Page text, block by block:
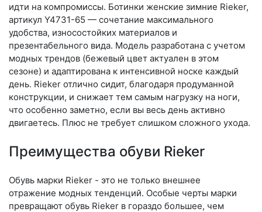
идти на компромиссы. Ботинки женские зимние Rieker,
артикул Y4731-65 — сочетание максимального
удобства, износостойких материалов и
презентабельного вида. Модель разработана с учетом
модных трендов (бе­жевый цвет актуален в этом
сезоне) и адаптирована к интенсивной носке каждый
день. Ri­eker отлично сидит, благодаря продуманной
конструкции, и снижает тем самым нагрузку на ноги,
что особенно заметно, если вы весь день активно
двигаетесь. Плюс не требует слишком сложного ухода.
Преимущества обуви Rieker
Обувь марки Rieker - это не только внешнее
отражение модных тенденций. Особые черты марки
превращают обувь Rieker в гораздо большее, чем